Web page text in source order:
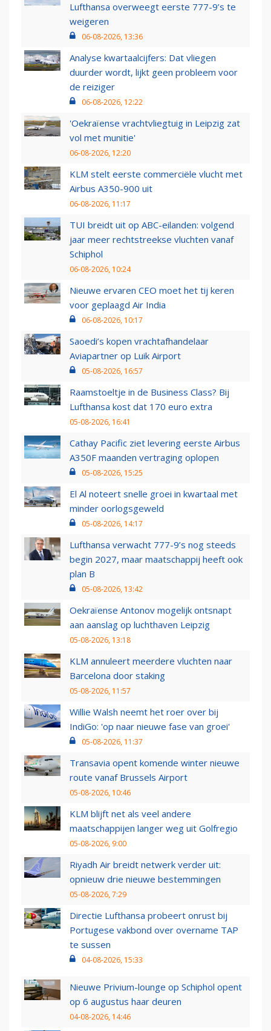
Lufthansa overweegt eerste 777-9’s te
weigeren
06-08-2026, 13:36
Analyse kwartaalcijfers: Dat vliegen
duurder wordt, lijkt geen probleem voor
de reiziger
06-08-2026, 12:22
'Oekraïense vrachtvliegtuig in Leipzig zat
vol met munitie'
06-08-2026, 12:20
KLM stelt eerste commerciële vlucht met
Airbus A350-900 uit
06-08-2026, 11:17
TUI breidt uit op ABC-eilanden: volgend
jaar meer rechtstreekse vluchten vanaf
Schiphol
06-08-2026, 10:24
Nieuwe ervaren CEO moet het tij keren
voor geplaagd Air India
06-08-2026, 10:17
Saoedi’s kopen vrachtafhandelaar
Aviapartner op Luik Airport
05-08-2026, 16:57
Raamstoeltje in de Business Class? Bij
Lufthansa kost dat 170 euro extra
05-08-2026, 16:41
Cathay Pacific ziet levering eerste Airbus
A350F maanden vertraging oplopen
05-08-2026, 15:25
El Al noteert snelle groei in kwartaal met
minder oorlogsgeweld
05-08-2026, 14:17
Lufthansa verwacht 777-9’s nog steeds
begin 2027, maar maatschappij heeft ook
plan B
05-08-2026, 13:42
Oekraïense Antonov mogelijk ontsnapt
aan aanslag op luchthaven Leipzig
05-08-2026, 13:18
KLM annuleert meerdere vluchten naar
Barcelona door staking
05-08-2026, 11:57
Willie Walsh neemt het roer over bij
IndiGo: 'op naar nieuwe fase van groei'
05-08-2026, 11:37
Transavia opent komende winter nieuwe
route vanaf Brussels Airport
05-08-2026, 10:46
KLM blijft net als veel andere
maatschappijen langer weg uit Golfregio
05-08-2026, 9:00
Riyadh Air breidt netwerk verder uit:
opnieuw drie nieuwe bestemmingen
05-08-2026, 7:29
Directie Lufthansa probeert onrust bij
Portugese vakbond over overname TAP
te sussen
04-08-2026, 15:33
Nieuwe Privium-lounge op Schiphol opent
op 6 augustus haar deuren
04-08-2026, 14:46